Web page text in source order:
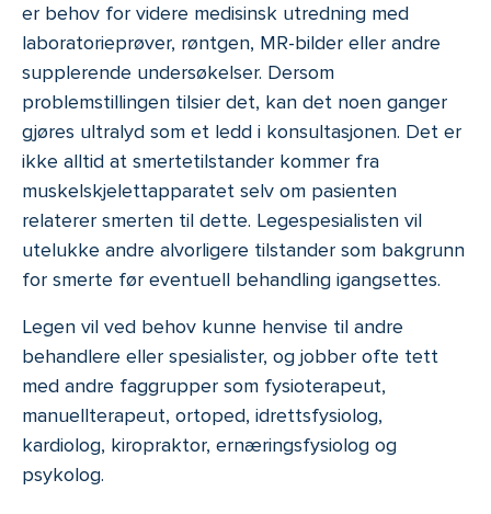
er behov for videre medisinsk utredning med
laboratorieprøver, røntgen, MR-bilder eller andre
supplerende undersøkelser. Dersom
problemstillingen tilsier det, kan det noen ganger
gjøres ultralyd som et ledd i konsultasjonen. Det er
ikke alltid at smertetilstander kommer fra
muskelskjelettapparatet selv om pasienten
relaterer smerten til dette. Legespesialisten vil
utelukke andre alvorligere tilstander som bakgrunn
for smerte før eventuell behandling igangsettes.
Legen vil ved behov kunne henvise til andre
behandlere eller spesialister, og jobber ofte tett
med andre faggrupper som fysioterapeut,
manuellterapeut, ortoped, idrettsfysiolog,
kardiolog, kiropraktor, ernæringsfysiolog og
psykolog.